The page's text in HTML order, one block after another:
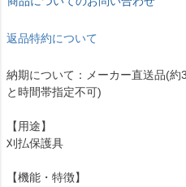
返品特約について
納期について：メーカー直送品(
と時間帯指定不可)
【用途】
刈払保護具
【機能・特徴】